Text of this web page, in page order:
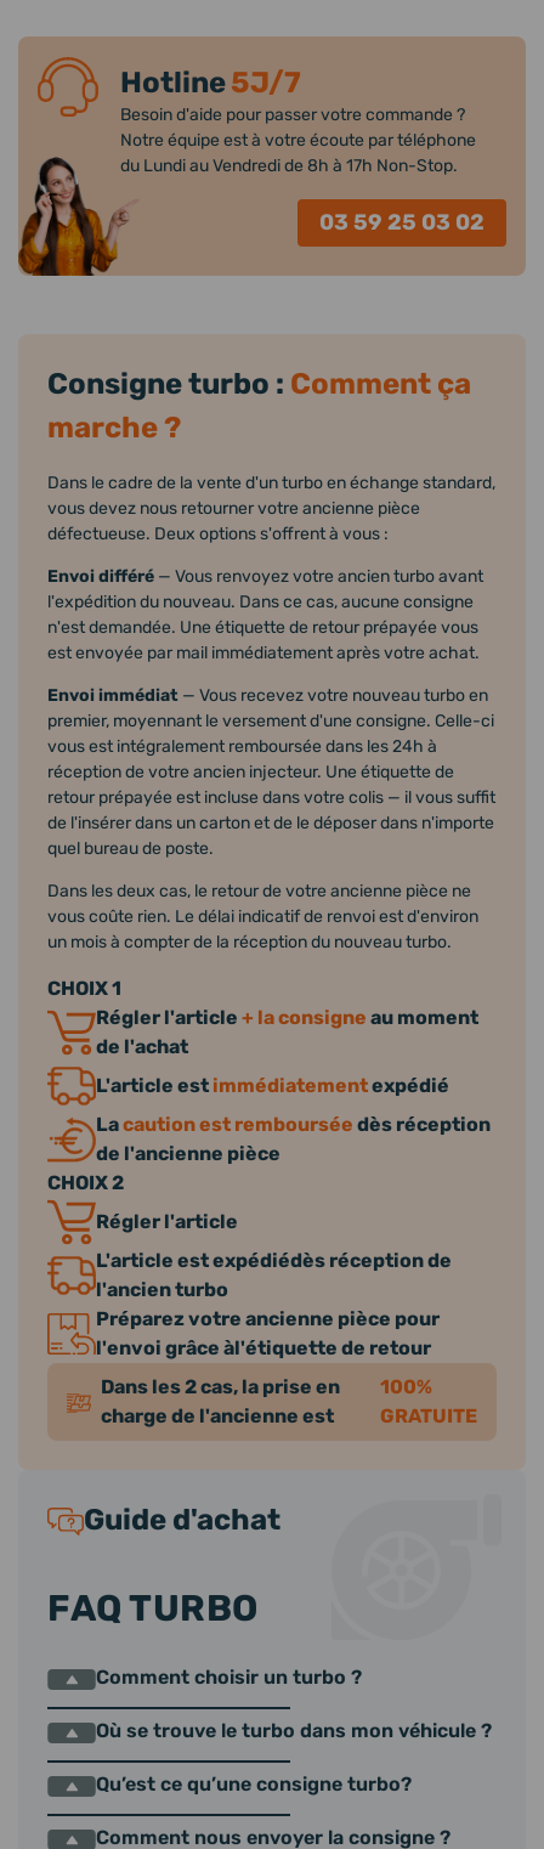
Hotline5J/7
Besoin d'aide pour passer votre commande ?
Notre équipe est à votre écoute par téléphone
du Lundi au Vendredi de 8h à 17h Non-Stop.
03 59 25 03 02
Consigne turbo : Comment ça
marche ?
Dans le cadre de la vente d'un turbo en échange standard,
vous devez nous retourner votre ancienne pièce
défectueuse. Deux options s'offrent à vous :
Envoi différé — Vous renvoyez votre ancien turbo avant
l'expédition du nouveau. Dans ce cas, aucune consigne
n'est demandée. Une étiquette de retour prépayée vous
est envoyée par mail immédiatement après votre achat.
Envoi immédiat — Vous recevez votre nouveau turbo en
premier, moyennant le versement d'une consigne. Celle-ci
vous est intégralement remboursée dans les 24h à
réception de votre ancien injecteur. Une étiquette de
retour prépayée est incluse dans votre colis — il vous suffit
de l'insérer dans un carton et de le déposer dans n'importe
quel bureau de poste.
Dans les deux cas, le retour de votre ancienne pièce ne
vous coûte rien. Le délai indicatif de renvoi est d'environ
un mois à compter de la réception du nouveau turbo.
CHOIX 1
Régler l'article + la consigne au moment
de l'achat
L'article est immédiatementexpédié
Lacaution est remboursée dès réception
de l'ancienne pièce
CHOIX 2
Régler l'article
L'article est expédiédès réception de
l'ancien turbo
Préparez votre ancienne pièce pour
l'envoi grâce àl'étiquette de retour
Dans les 2 cas, la prise en
charge de l'ancienne est
100%
GRATUITE
Guide d'achat
FAQ TURBO
Comment choisir un turbo ?
Où se trouve le turbo dans mon véhicule ?
Qu’est ce qu’une consigne turbo?
Comment nous envoyer la consigne ?